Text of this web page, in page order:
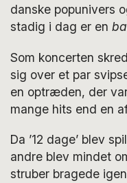
danske popunivers
stadig i dag er en
Som koncerten
sig over et par
en optræden, der
mange hits end en
Da ’12 dage’ blev
andre blev mindet
struber bragede